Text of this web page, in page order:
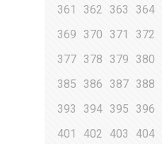
361
362 363 364
369
370 371 372
377 378 379 380
385
386 387 388
393
394 395 396
401
402 403 404